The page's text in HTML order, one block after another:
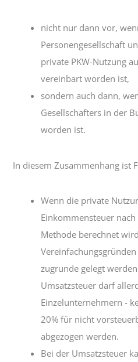
nicht nur dann vor,
Personengesellschaft
private PKW-Nutzung
vereinbart worden ist,
sondern auch dann,
Gesellschafters in der
worden ist.
In diesem Zusammenhang ist
Wenn die private
Einkommensteuer
Methode berechnet
zugrunde gelegt
Umsatzsteuer darf
Einzelunternehmern -
20% für nicht
abgezogen werden.
Bei der Umsatzsteuer